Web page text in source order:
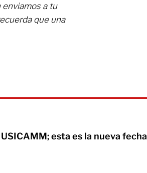
enviamos a tu
que una
esta es la nueva fecha